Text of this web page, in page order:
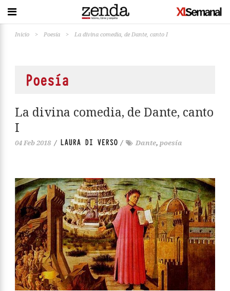
Inicio > Poesía > La divina comedia, de Dante, canto I
Poesía
La divina comedia, de Dante, canto
I
04 Feb 2018 / LAURA DI VERSO / Dante, poesía